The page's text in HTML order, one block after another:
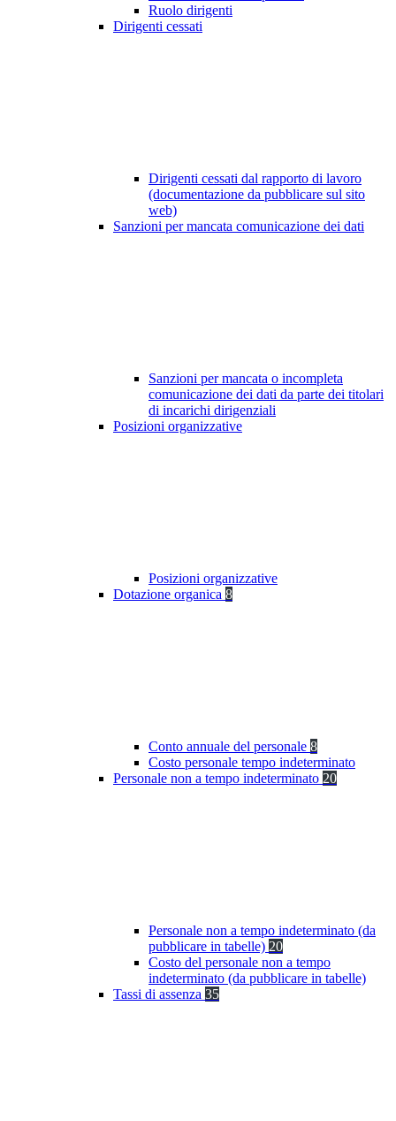
Ruolo dirigenti
Dirigenti cessati
Dirigenti cessati dal rapporto di lavoro
(documentazione da pubblicare sul sito
web)
Sanzioni per mancata comunicazione dei dati
Sanzioni per mancata o incompleta
comunicazione dei dati da parte dei titolari
di incarichi dirigenziali
Posizioni organizzative
Posizioni organizzative
Dotazione organica 8
Conto annuale del personale 8
Costo personale tempo indeterminato
Personale non a tempo indeterminato 20
Personale non a tempo indeterminato (da
pubblicare in tabelle) 20
Costo del personale non a tempo
indeterminato (da pubblicare in tabelle)
Tassi di assenza 35